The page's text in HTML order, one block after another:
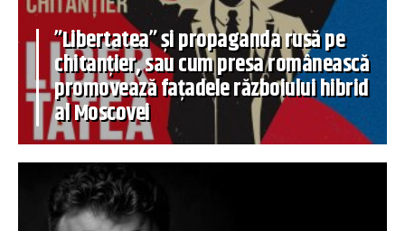
”Libertatea” și propaganda rusă pe
chitanțier, sau cum presa românească
promovează fațadele războiului hibrid
al Moscovei